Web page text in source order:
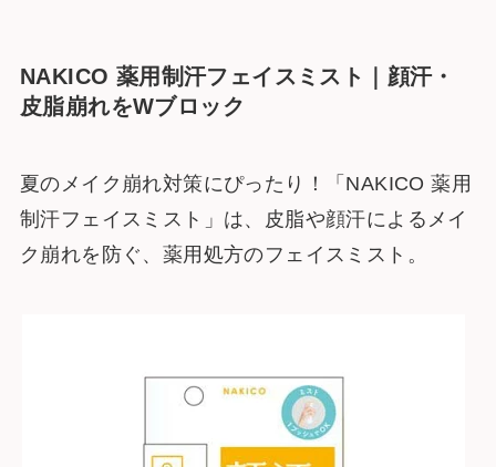
NAKICO 薬用制汗フェイスミスト｜顔汗・
皮脂崩れをWブロック
夏のメイク崩れ対策にぴったり！「NAKICO 薬用
制汗フェイスミスト」は、皮脂や顔汗によるメイ
ク崩れを防ぐ、薬用処方のフェイスミスト。